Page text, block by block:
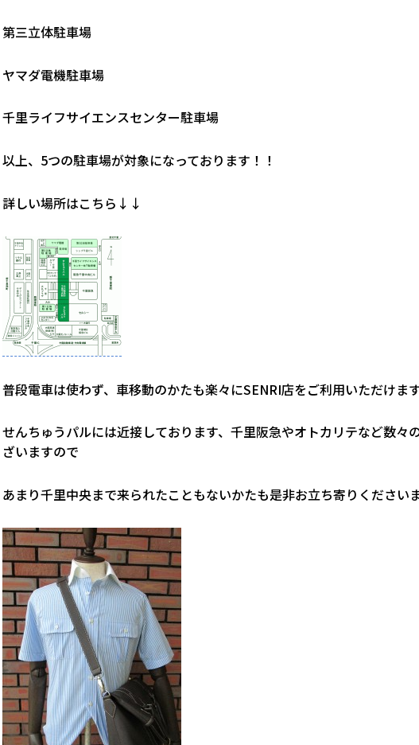
第三立体駐車場
ヤマダ電機駐車場
千里ライフサイエンスセンター駐車場
以上、5つの駐車場が対象になっております！！
詳しい場所はこちら↓↓
普段電車は使わず、車移動のかたも楽々にSENRI店をご利用いただけま
せんちゅうパルには近接しております、千里阪急やオトカリテなど数々
ざいますので
あまり千里中央まで来られたこともないかたも是非お立ち寄りください